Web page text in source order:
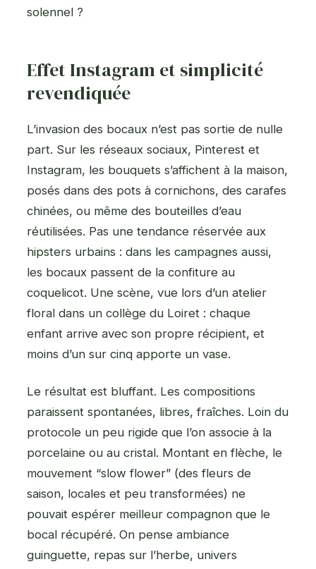
solennel ?
Effet Instagram et simplicité
revendiquée
L’invasion des bocaux n’est pas sortie de nulle
part. Sur les réseaux sociaux, Pinterest et
Instagram, les bouquets s’affichent à la maison,
posés dans des pots à cornichons, des carafes
chinées, ou même des bouteilles d’eau
réutilisées. Pas une tendance réservée aux
hipsters urbains : dans les campagnes aussi,
les bocaux passent de la confiture au
coquelicot. Une scène, vue lors d’un atelier
floral dans un collège du Loiret : chaque
enfant arrive avec son propre récipient, et
moins d’un sur cinq apporte un vase.
Le résultat est bluffant. Les compositions
paraissent spontanées, libres, fraîches. Loin du
protocole un peu rigide que l’on associe à la
porcelaine ou au cristal. Montant en flèche, le
mouvement “slow flower” (des fleurs de
saison, locales et peu transformées) ne
pouvait espérer meilleur compagnon que le
bocal récupéré. On pense ambiance
guinguette, repas sur l’herbe, univers